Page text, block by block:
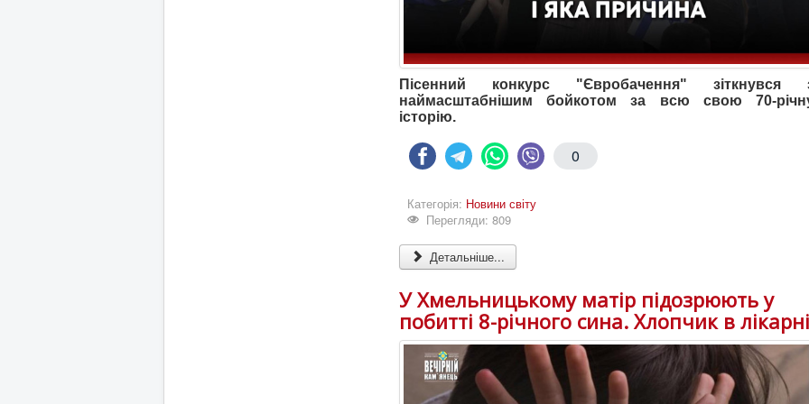
Пісенний конкурс "Євробачення" зіткнувся
наймасштабнішим бойкотом за всю свою 70-
історію.
0
Категорія: Новини світу
Перегляди: 809
Детальніше...
У Хмельницькому матір підозрюють у
побитті 8-річного сина. Хлопчик в лікарні